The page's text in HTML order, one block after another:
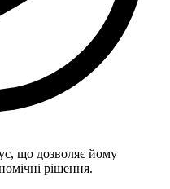
що дозволяє йому
рішення.